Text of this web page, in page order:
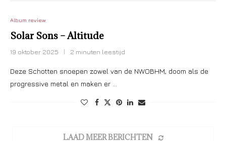
Album review
Solar Sons – Altitude
19 oktober 2025 2 minuten leestijd
Deze Schotten snoepen zowel van de NWOBHM, doom als de
progressive metal en maken er …
LAAD MEER BERICHTEN